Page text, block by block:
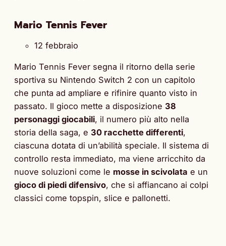
Mario Tennis Fever
12 febbraio
Mario Tennis Fever segna il ritorno della serie
sportiva su Nintendo Switch 2 con un capitolo
che punta ad ampliare e rifinire quanto visto in
passato. Il gioco mette a disposizione 38
personaggi giocabili, il numero più alto nella
storia della saga, e 30 racchette differenti,
ciascuna dotata di un’abilità speciale. Il sistema di
controllo resta immediato, ma viene arricchito da
nuove soluzioni come le mosse in scivolata e un
gioco di piedi difensivo, che si affiancano ai colpi
classici come topspin, slice e pallonetti.